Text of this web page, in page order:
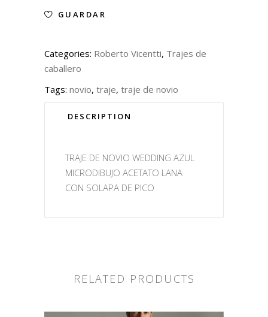
GUARDAR
Categories: Roberto Vicentti, Trajes de
caballero
Tags: novio, traje, traje de novio
DESCRIPTION
TRAJE DE NOVIO WEDDING AZUL
MICRODIBUJO ACETATO LANA
CON SOLAPA DE PICO
RELATED PRODUCTS